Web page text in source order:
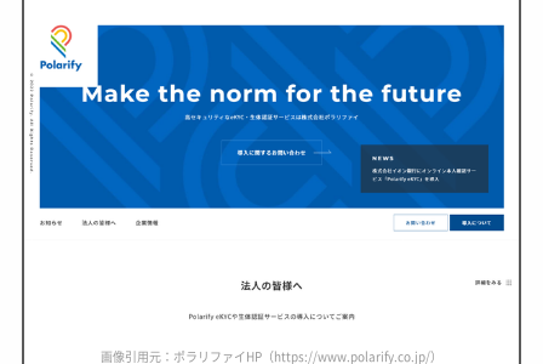
画像引用元：ポラリファイHP（https://www.polarify.co.jp/）